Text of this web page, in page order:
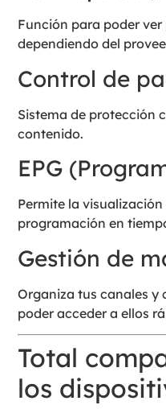
Función para poder
dependiendo del
Control de
Sistema de protección
contenido.
EPG
Permite la
programación en
Gestión de
Organiza tus canales
poder acceder a ellos
Total
los